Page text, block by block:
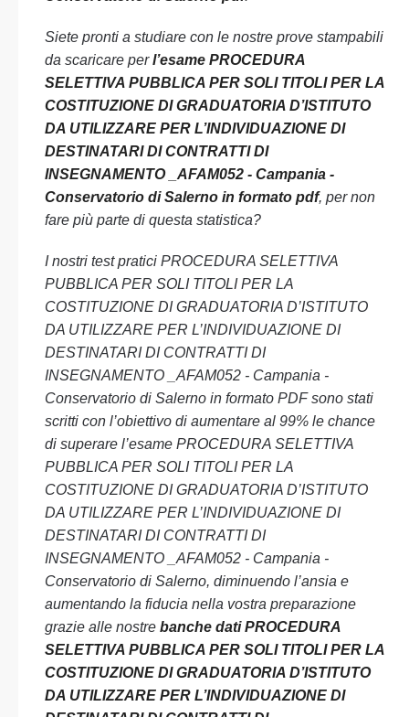
Siete pronti a studiare con le nostre prove stampabili
da scaricare perl’esame PROCEDURA
SELETTIVA PUBBLICA PER SOLI TITOLI PER LA
COSTITUZIONE DI GRADUATORIA D’ISTITUTO
DA UTILIZZARE PER L’INDIVIDUAZIONE DI
DESTINATARI DI CONTRATTI DI
INSEGNAMENTO _AFAM052 - Campania -
Conservatorio di Salerno in formato pdf, per non
fare più parte di questa statistica?
I nostri test pratici PROCEDURA SELETTIVA
PUBBLICA PER SOLI TITOLI PER LA
COSTITUZIONE DI GRADUATORIA D’ISTITUTO
DA UTILIZZARE PER L’INDIVIDUAZIONE DI
DESTINATARI DI CONTRATTI DI
INSEGNAMENTO _AFAM052 - Campania -
Conservatorio di Salerno in formato PDF sono stati
scritti con l’obiettivo di aumentare al 99% le chance
di superare l’esame PROCEDURA SELETTIVA
PUBBLICA PER SOLI TITOLI PER LA
COSTITUZIONE DI GRADUATORIA D’ISTITUTO
DA UTILIZZARE PER L’INDIVIDUAZIONE DI
DESTINATARI DI CONTRATTI DI
INSEGNAMENTO _AFAM052 - Campania -
Conservatorio di Salerno, diminuendo l’ansia e
aumentando la fiducia nella vostra preparazione
grazie alle nostre banche dati PROCEDURA
SELETTIVA PUBBLICA PER SOLI TITOLI PER LA
COSTITUZIONE DI GRADUATORIA D’ISTITUTO
DA UTILIZZARE PER L’INDIVIDUAZIONE DI